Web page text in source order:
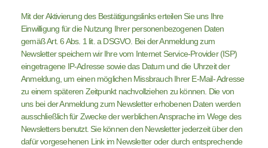
Mit der Aktivierung des Bestätigungslinks erteilen Sie uns Ihre
Einwilligung für die Nutzung Ihrer personenbezogenen Daten
gemäß Art. 6 Abs. 1 lit. a DSGVO. Bei der Anmeldung zum
Newsletter speichern wir Ihre vom Internet Service-Provider (ISP)
eingetragene IP-Adresse sowie das Datum und die Uhrzeit der
Anmeldung, um einen möglichen Missbrauch Ihrer E-Mail- Adresse
zu einem späteren Zeitpunkt nachvollziehen zu können. Die von
uns bei der Anmeldung zum Newsletter erhobenen Daten werden
ausschließlich für Zwecke der werblichen Ansprache im Wege des
Newsletters benutzt. Sie können den Newsletter jederzeit über den
dafür vorgesehenen Link im Newsletter oder durch entsprechende